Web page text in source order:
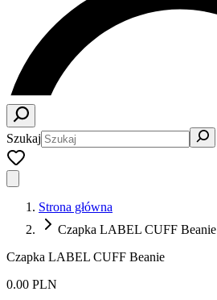
Szukaj
Strona główna
Czapka LABEL CUFF Beanie
Czapka LABEL CUFF Beanie
0.00 PLN